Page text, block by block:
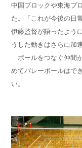
中国ブロックや東海ブ
た。「これが今後の日
伊藤監督が語ったよう
うした動きはさらに加
ボールをつなぐ仲間
めてバレーボールはで
い。